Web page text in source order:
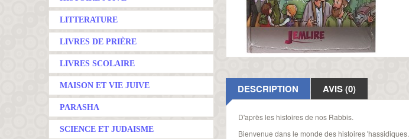
LITTERATURE
LIVRES DE PRIÈRE
LIVRES SCOLAIRE
MAISON ET VIE JUIVE
PARASHA
SCIENCE ET JUDAISME
DESCRIPTION AVIS (0)
D'après les histoires de nos Rabbis.
Bienvenue dans le monde des histoires 'hassidiques.